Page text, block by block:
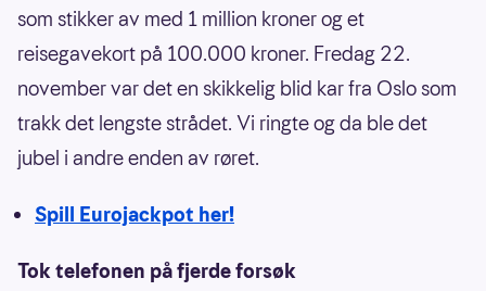
som stikker av med 1 million kroner og et
reisegavekort på 100.000 kroner. Fredag 22.
november var det en skikkelig blid kar fra Oslo som
trakk det lengste strådet. Vi ringte og da ble det
jubel i andre enden av røret.
Spill Eurojackpot her!
Tok telefonen på fjerde forsøk